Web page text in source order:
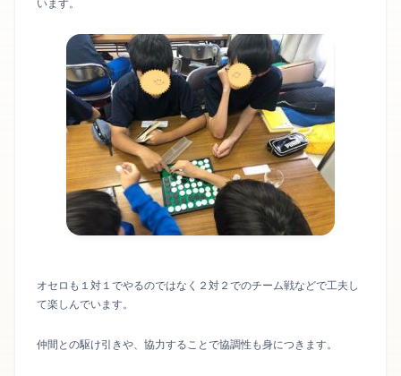
います。
オセロも１対１でやるのではなく２対２でのチーム戦などで工夫し
て楽しんでいます。
仲間との駆け引きや、協力することで協調性も身につきます。